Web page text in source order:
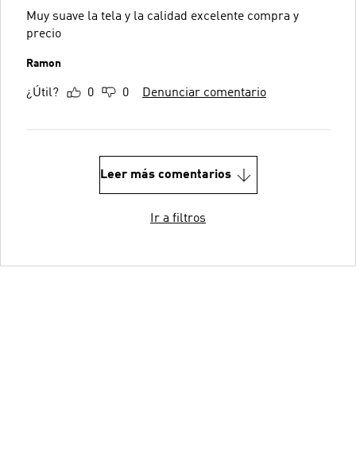
Muy suave la tela y la calidad excelente compra y
precio
Ramon
¿Útil? 0 0 Denunciar comentario
Leer más comentarios
Ir a filtros